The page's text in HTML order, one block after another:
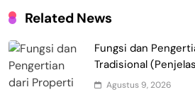
Related News
Fungsi dan
Tradisional
Agustus 9, 2026